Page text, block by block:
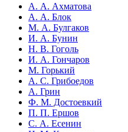
А. А. Ахматова
А. А. Блок
М. А. Булгаков
И. А. Бунин
Н. В. Гоголь
И. А. Гончаров
М. Горький
А. С. Грибоедов
А. Грин
Ф. М. Достоевкий
П. П. Ершов
С. А. Есенин